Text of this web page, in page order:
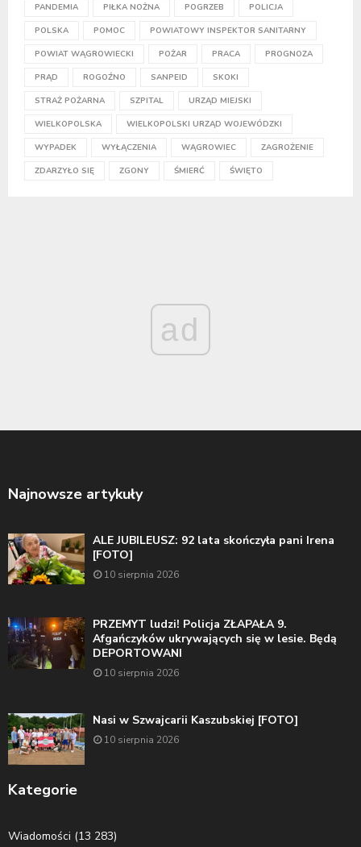
PANDEMIA PIŁKA NOŻNA POGRZEB POLICJA
POLSKA POMOC POWIATOWY INSPEKTOR SANITARNY
POWIAT WĄGROWIECKI POŻAR PRACA PROGNOZA
PRĄD ROGOŹNO SANPEID SKOKI
STRAŻ POŻARNA SZPITAL URZĄD MIEJSKI
WIELKOPOLSKA WIELKOPOLSKI URZĄD WOJEWÓDZKI
WYPADEK WYŁĄCZENIA WĄGROWIEC ZAGROŻENIE
ZDARZYŁO SIĘ ZGONY ŚMIERĆ ŚWIĘTO
ad
Najnowsze artykuły
ALE JUBILEUSZ: 92 lata skończyła pani Irena
[FOTO]
10 sierpnia 2026
PRZEMYT ludzi! Policja ZŁAPAŁA 9.
Afgańczyków ukrywających się w lesie. Będą
DEPORTOWANI
10 sierpnia 2026
Nasi w Szwajcarii Kaszubskiej [FOTO]
10 sierpnia 2026
Kategorie
Wiadomości (13 283)